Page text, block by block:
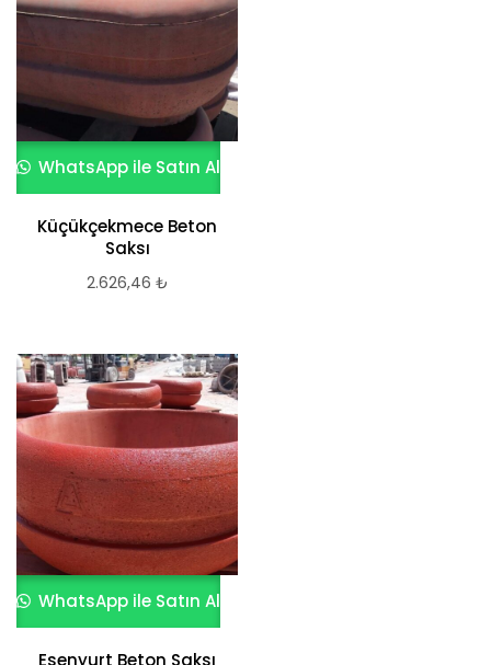
WhatsApp ile Satın Al
Küçükçekmece Beton
Saksı
2.626,46 ₺
WhatsApp ile Satın Al
Esenyurt Beton Saksı